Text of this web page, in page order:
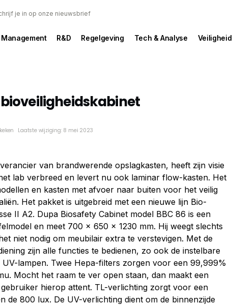
je in op onze nieuwsbrief
Management R&D Regelgeving Tech & Analyse Veiligheid
Laatste wijziging: 8 mei 2023
van brandwerende opslagkasten, heeft zijn visie
lab verbreed en levert nu ook laminar flow-kasten. Het
en kasten met afvoer naar buiten voor het veilig
Het pakket is uitgebreid met een nieuwe lijn Bio-
II A2. Dupa Biosafety Cabinet model BBC 86 is een
en meet 700 x 650 x 1230 mm. Hij weegt slechts
niet nodig om meubilair extra te verstevigen. Met de
zijn alle functies te bedienen, zo ook de instelbare
lampen. Twee Hepa-filters zorgen voor een 99,999%
Mocht het raam te ver open staan, dan maakt een
hierop attent. TL-verlichting zorgt voor een
de 800 lux. De UV-verlichting dient om de binnenzijde